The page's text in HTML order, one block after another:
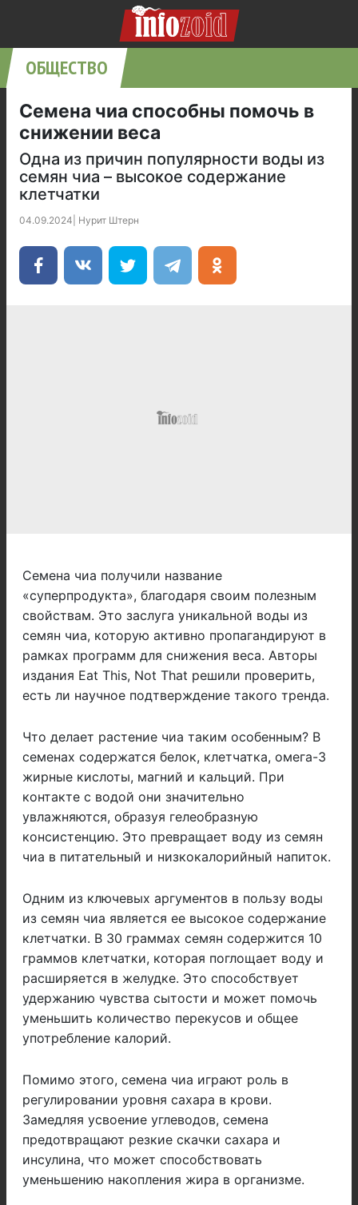
ОБЩЕСТВО
Семена чиа способны помочь в
снижении веса
Одна из причин популярности воды из
семян чиа – высокое содержание
клетчатки
04.09.2024 Нурит Штерн
Семена чиа получили название
«суперпродукта», благодаря своим полезным
свойствам. Это заслуга уникальной воды из
семян чиа, которую активно пропагандируют в
рамках программ для снижения веса. Авторы
издания Eat This, Not That решили проверить,
есть ли научное подтверждение такого тренда.
Что делает растение чиа таким особенным? В
семенах содержатся белок, клетчатка, омега-3
жирные кислоты, магний и кальций. При
контакте с водой они значительно
увлажняются, образуя гелеобразную
консистенцию. Это превращает воду из семян
чиа в питательный и низкокалорийный напиток.
Одним из ключевых аргументов в пользу воды
из семян чиа является ее высокое содержание
клетчатки. В 30 граммах семян содержится 10
граммов клетчатки, которая поглощает воду и
расширяется в желудке. Это способствует
удержанию чувства сытости и может помочь
уменьшить количество перекусов и общее
употребление калорий.
Помимо этого, семена чиа играют роль в
регулировании уровня сахара в крови.
Замедляя усвоение углеводов, семена
предотвращают резкие скачки сахара и
инсулина, что может способствовать
уменьшению накопления жира в организме.